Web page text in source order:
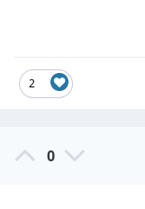
2
0